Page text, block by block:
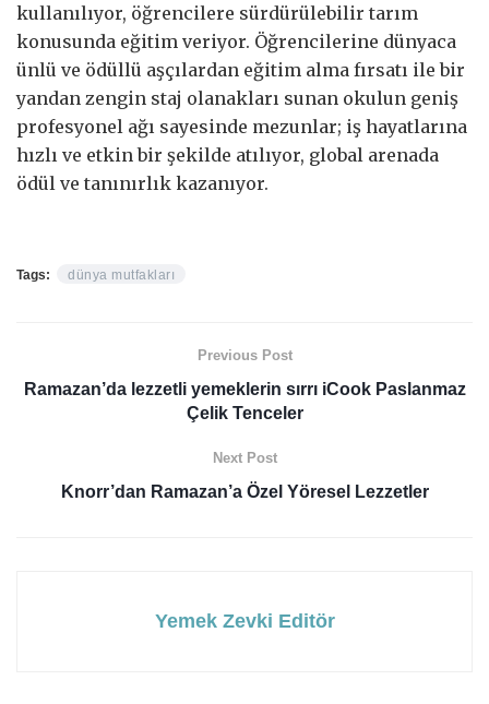
kullanılıyor, öğrencilere sürdürülebilir tarım
konusunda eğitim veriyor. Öğrencilerine dünyaca
ünlü ve ödüllü aşçılardan eğitim alma fırsatı ile bir
yandan zengin staj olanakları sunan okulun geniş
profesyonel ağı sayesinde mezunlar; iş hayatlarına
hızlı ve etkin bir şekilde atılıyor, global arenada
ödül ve tanınırlık kazanıyor.
Tags: dünya mutfakları
Previous Post
Ramazan’da lezzetli yemeklerin sırrı iCook Paslanmaz
Çelik Tenceler
Next Post
Knorr’dan Ramazan’a Özel Yöresel Lezzetler
Yemek Zevki Editör